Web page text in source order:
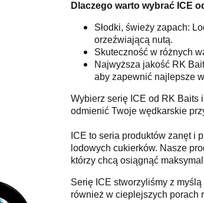
Dlaczego warto wybrać ICE
Słodki, świeży zapach:
orzeźwiającą nutą.
Skuteczność w różnych
Najwyższa jakość RK
aby zapewnić najlepsze
Wybierz serię ICE od RK Baits
odmienić Twoje wędkarskie
ICE to seria produktów zanęt i
lodowych cukierków. Nasze
którzy chcą osiągnąć
Serię ICE stworzyliśmy z
również w cieplejszych porach